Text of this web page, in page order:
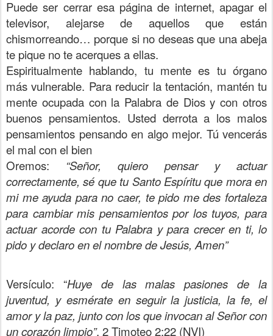
Puede ser cerrar esa página de internet, apagar el
televisor, alejarse de aquellos que están
chismorreando… porque si no deseas que una abeja
te pique no te acerques a ellas.
Espiritualmente hablando, tu mente es tu órgano
más vulnerable. Para reducir la tentación, mantén tu
mente ocupada con la Palabra de Dios y con otros
buenos pensamientos. Usted derrota a los malos
pensamientos pensando en algo mejor. Tú vencerás
el mal con el bien
Oremos: “Señor, quiero pensar y actuar
correctamente, sé que tu Santo Espíritu que mora en
mi me ayuda para no caer, te pido me des fortaleza
para cambiar mis pensamientos por los tuyos, para
actuar acorde con tu Palabra y para crecer en ti, lo
pido y declaro en el nombre de Jesús, Amen”
Versículo: “Huye de las malas pasiones de la
juventud, y esmérate en seguir la justicia, la fe, el
amor y la paz, junto con los que invocan al Señor con
un corazón limpio”. 2 Timoteo 2:22 (NVI)